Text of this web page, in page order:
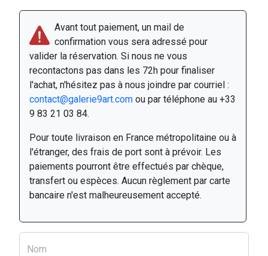
Avant tout paiement, un mail de
confirmation vous sera adressé pour
valider la réservation. Si nous ne vous
recontactons pas dans les 72h pour finaliser
l'achat, n'hésitez pas à nous joindre par courriel :
contact@galerie9art.com ou par téléphone au +33
9 83 21 03 84.
Pour toute livraison en France métropolitaine ou à
l'étranger, des frais de port sont à prévoir. Les
paiements pourront être effectués par chèque,
transfert ou espèces. Aucun règlement par carte
bancaire n'est malheureusement accepté.
Nom